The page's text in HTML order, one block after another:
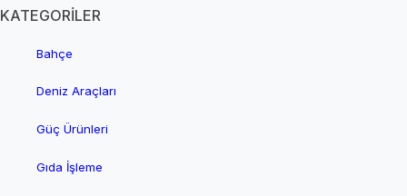
KATEGORİLER
Bahçe
Deniz Araçları
Güç Ürünleri
Gıda İşleme